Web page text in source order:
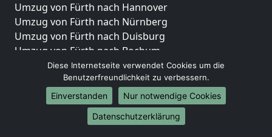
Umzug von Fürth nach Hannover
Umzug von Fürth nach Nürnberg
Umzug von Fürth nach Duisburg
Umzug von Fürth nach Bochum
Umzug von Fürth nach Wuppertal
Umzug von Fürth nach Bielefeld
Umzug von Fürth nach Bonn
Umzug von Fürth nach Münster
Diese Internetseite verwendet Cookies um die
Benutzerfreundlichkeit zu verbessern.
Einverstanden
Nur notwendige Cookies
Datenschutzerklärung